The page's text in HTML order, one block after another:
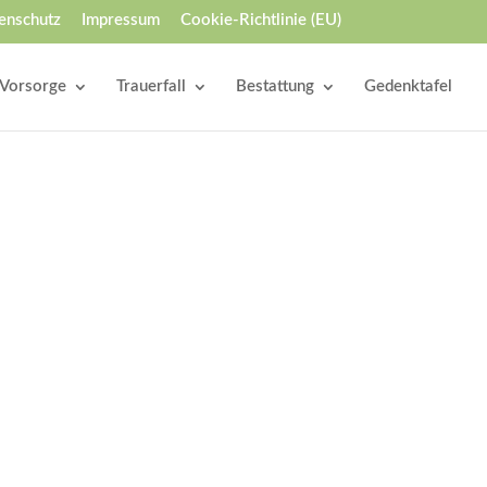
Impressum Cookie-Richtlinie (EU)
Vorsorge Trauerfall Bestattung Gedenktafel
Gedenkseite veröffentlicht und von
veröffentlicht und von allen